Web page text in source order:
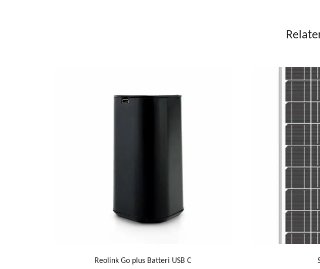
Reolink Go plus Batteri USB C